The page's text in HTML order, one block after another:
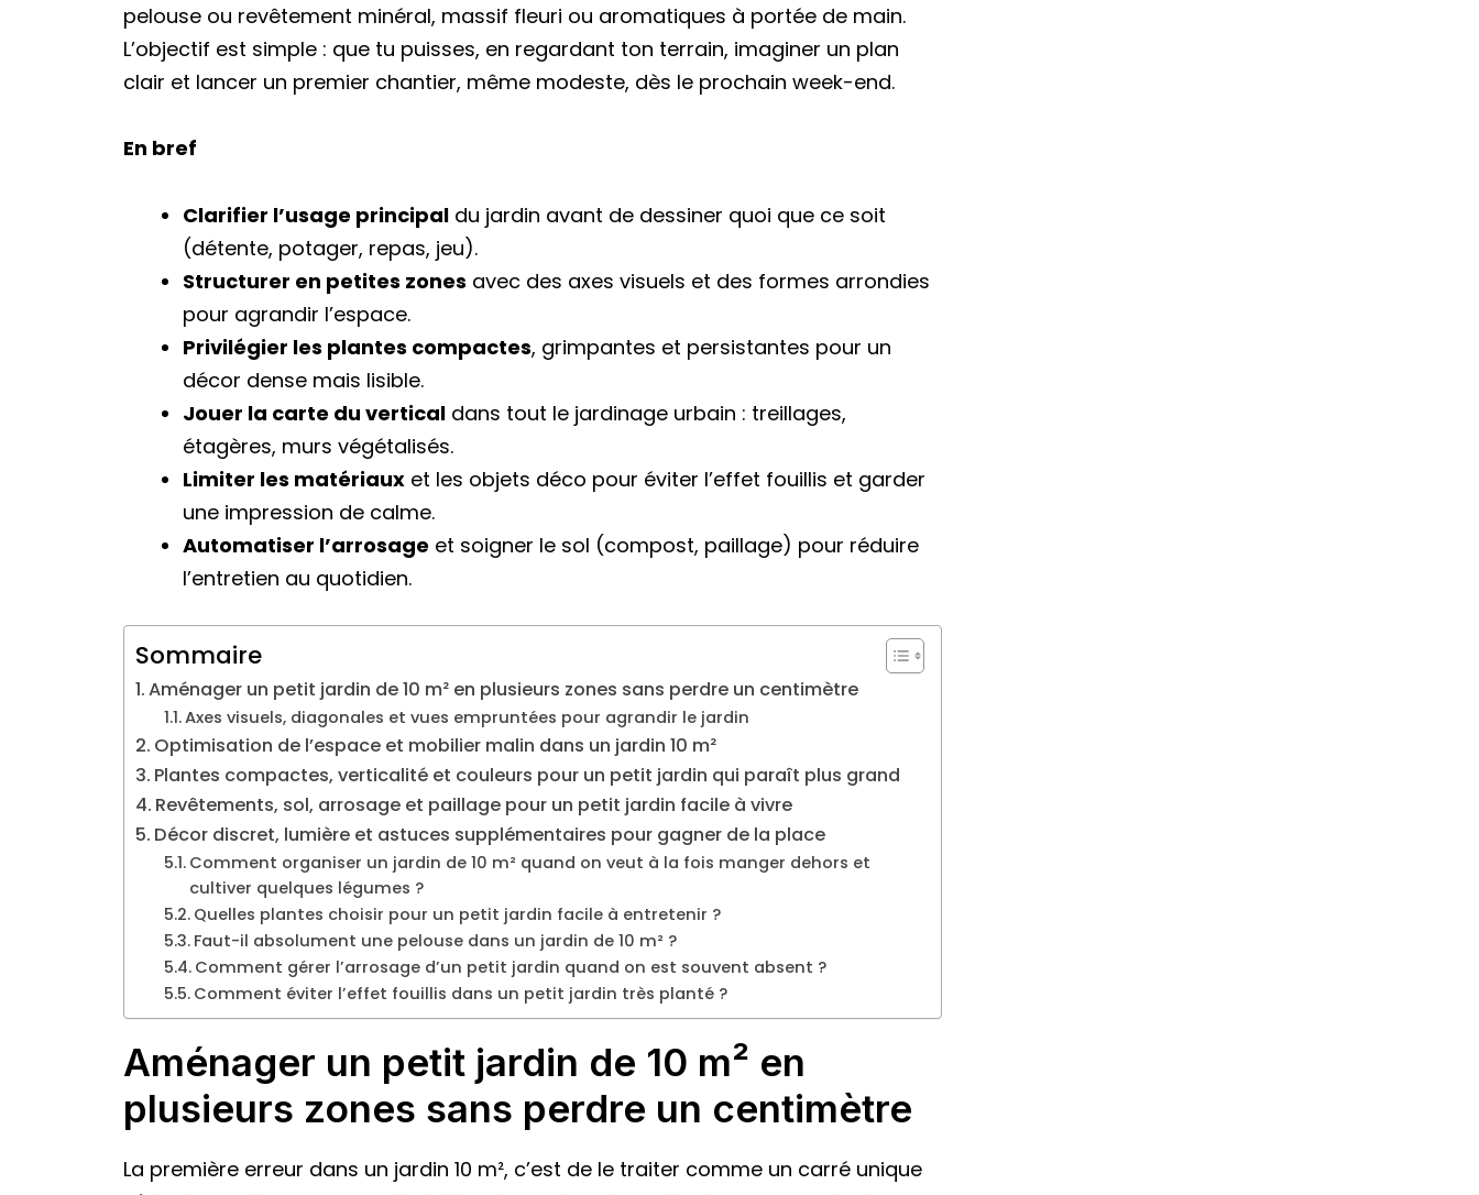
pelouse ou revêtement minéral, massif fleuri ou aromatiques à portée de main.
L’objectif est simple : que tu puisses, en regardant ton terrain, imaginer un plan
clair et lancer un premier chantier, même modeste, dès le prochain week-end.
En bref
Clarifier l’usage principal du jardin avant de dessiner quoi que ce soit
(détente, potager, repas, jeu).
Structurer en petites zones avec des axes visuels et des formes arrondies
pour agrandir l’espace.
Privilégier les plantes compactes, grimpantes et persistantes pour un
décor dense mais lisible.
Jouer la carte du vertical dans tout le jardinage urbain : treillages,
étagères, murs végétalisés.
Limiter les matériaux et les objets déco pour éviter l’effet fouillis et garder
une impression de calme.
Automatiser l’arrosage et soigner le sol (compost, paillage) pour réduire
l’entretien au quotidien.
Sommaire
Aménager un petit jardin de 10 m² en plusieurs zones sans perdre un centimètre
Axes visuels, diagonales et vues empruntées pour agrandir le jardin
Optimisation de l’espace et mobilier malin dans un jardin 10 m²
Plantes compactes, verticalité et couleurs pour un petit jardin qui paraît plus grand
Revêtements, sol, arrosage et paillage pour un petit jardin facile à vivre
Décor discret, lumière et astuces supplémentaires pour gagner de la place
Comment organiser un jardin de 10 m² quand on veut à la fois manger dehors et
cultiver quelques légumes ?
Quelles plantes choisir pour un petit jardin facile à entretenir ?
Faut-il absolument une pelouse dans un jardin de 10 m² ?
Comment gérer l’arrosage d’un petit jardin quand on est souvent absent ?
Comment éviter l’effet fouillis dans un petit jardin très planté ?
Aménager un petit jardin de 10 m² en
plusieurs zones sans perdre un centimètre
La première erreur dans un jardin 10 m², c’est de le traiter comme un carré unique